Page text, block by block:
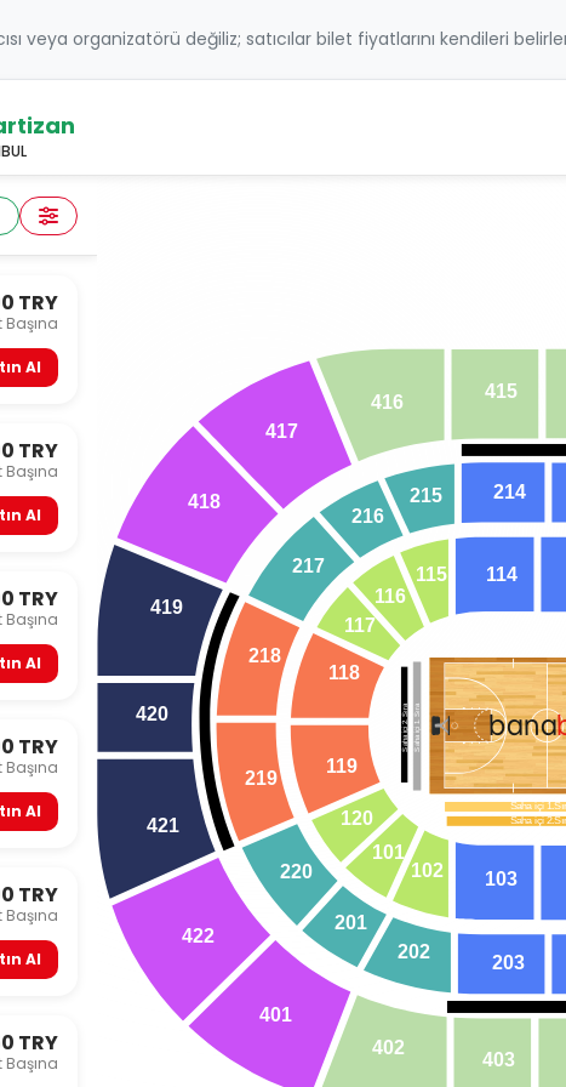
veya organizatörü değiliz; satıcılar bilet fiyatlarını kendileri
TRY
Başına
Al
TRY
Başına
Al
TRY
Başına
Al
TRY
Başına
Al
TRY
Başına
Al
TRY
Başına
Saha içi 1.Sıra
103
114
203
214
101
102
115
116
117
120
201
202
215
216
217
220
118
119
218
219
402
403
415
416
401
417
418
422
419
420
421
Saha içi 2.Sıra Saha içi 2.Sıra
Saha içi
Saha içi
bana